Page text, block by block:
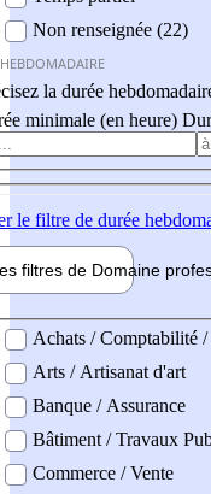
Non renseignée (22)
la durée
minimale (en heure)
le filtre de durée
filtres de Domaine pro
professionel
Achats / Comptabilité /
Arts / Artisanat d'art
Banque / Assurance
Bâtiment / Travaux
Commerce / Vente